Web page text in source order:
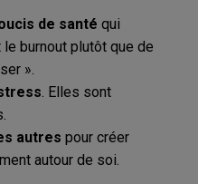
de santé qui
burnout plutôt que de
».
. Elles sont
autres pour créer
autour de soi.